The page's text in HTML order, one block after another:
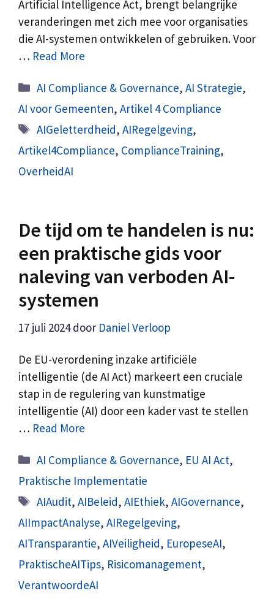
Artificial Intelligence Act, brengt belangrijke
veranderingen met zich mee voor organisaties
die AI-systemen ontwikkelen of gebruiken. Voor
… Read More
Categorieën
AI Compliance & Governance,AI Strategie,
AI voor Gemeenten, Artikel 4 Compliance
Tags
AIGeletterdheid,AIRegelgeving,
Artikel4Compliance, ComplianceTraining,
OverheidAI
De tijd om te handelen is nu:
een praktische gids voor
naleving van verboden AI-
systemen
17 juli 2024 door Daniel Verloop
De EU-verordening inzake artificiële
intelligentie (de AI Act) markeert een cruciale
stap in de regulering van kunstmatige
intelligentie (AI) door een kader vast te stellen
… Read More
Categorieën
AI Compliance & Governance, EU AI Act,
Praktische Implementatie
Tags
AIAudit,AIBeleid,AIEthiek,AIGovernance,
AIImpactAnalyse, AIRegelgeving,
AITransparantie, AIVeiligheid, EuropeseAI,
PraktischeAITips, Risicomanagement,
VerantwoordeAI